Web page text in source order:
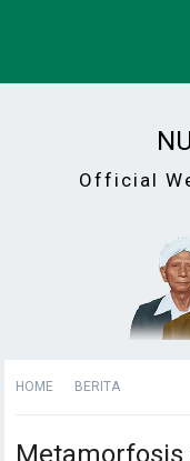
Official
HOME BERITA
Metamorfosis